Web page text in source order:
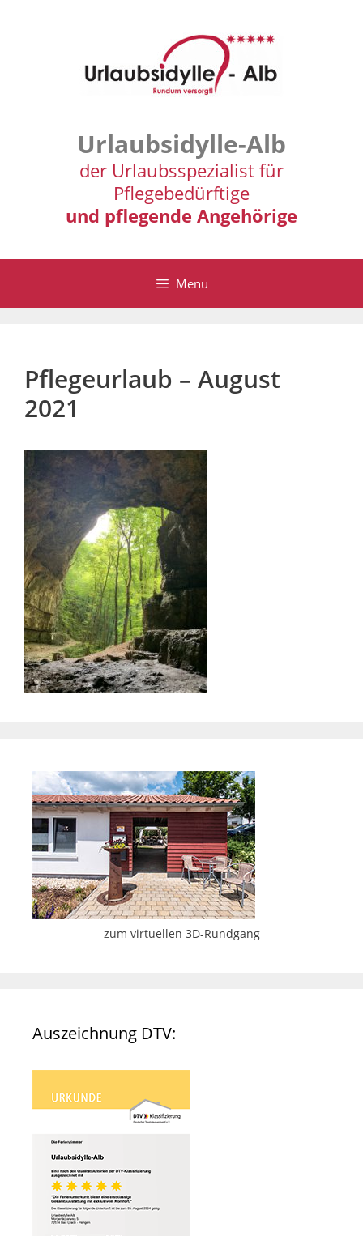
Urlaubsidylle-Alb
der Urlaubsspezialist für
Pflegebedürftige
und pflegende Angehörige
Menu
Pflegeurlaub – August
2021
zum virtuellen 3D-Rundgang
Auszeichnung DTV: